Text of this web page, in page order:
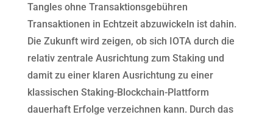
Tangles ohne Transaktionsgebühren
Transaktionen in Echtzeit abzuwickeln ist dahin.
Die Zukunft wird zeigen, ob sich IOTA durch die
relativ zentrale Ausrichtung zum Staking und
damit zu einer klaren Ausrichtung zu einer
klassischen Staking-Blockchain-Plattform
dauerhaft Erfolge verzeichnen kann. Durch das